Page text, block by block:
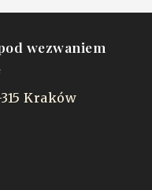
wezwaniem
Kraków